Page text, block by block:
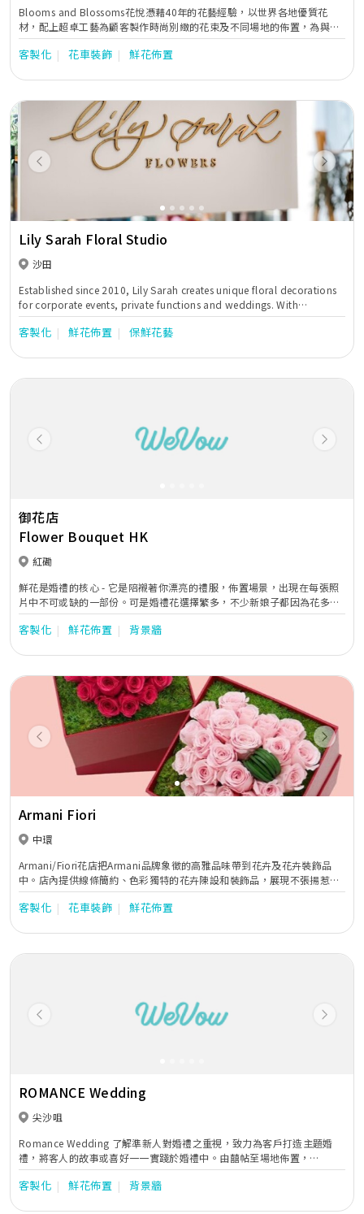
Blooms and Blossoms花悅憑藉40年的花藝經驗，以世界各地優質花
材，配上超卓工藝為顧客製作時尚別緻的花束及不同場地的佈置，為與會
者隨時隨地締造各種難忘回憶。歡迎閣下透過本專頁與我們聯繫，攜手走
入繁花似錦的世界，分享不同的心動時刻！
客製化 花車裝飾 鮮花佈置
Previous Next
Lily Sarah Floral Studio
沙田
Established since 2010, Lily Sarah creates unique floral decorations
for corporate events, private functions and weddings. With
professional knowledge in floral designs, Lily Sarah’s works are
well received among corporate clients and individual customers,
客製化 鮮花佈置 保鮮花藝
Previous Next
御花店
Flower Bouquet HK
紅磡
鮮花是婚禮的核心 - 它是陪襯著你漂亮的禮服，佈置場景，出現在每張照
片中不可或缺的一部份。可是婚禮花選擇繁多，不少新娘子都因為花多眼
亂，患上選擇困難症。 ​ 我們的花藝師可根據你的禮服風格，品味和預
算，預備當天所需的花材，解決你的煩惱
客製化 鮮花佈置 背景牆
Previous Next
Armani Fiori
中環
Armani/Fiori花店把Armani品牌象徵的高雅品味帶到花卉及花卉裝飾品
中。店內提供線條簡約、色彩獨特的花卉陳設和裝飾品，展現不張揚惹眼
的低調奢華。Armani/Fiori花店提供全面且貼心的服務，以專業態度招待
客人，幫助他們選擇最佳花卉陳設及裝飾品。每一項細節都經認真考究，
客製化 花車裝飾 鮮花佈置
Previous Next
ROMANCE Wedding
尖沙咀
Romance Wedding 了解準新人對婚禮之重視，致力為客戶打造主題婚
禮，將客人的故事或喜好一一實踐於婚禮中。由囍帖至場地佈置，
Romance Wedding 都能提供專業意見和貼心服務。
客製化 鮮花佈置 背景牆